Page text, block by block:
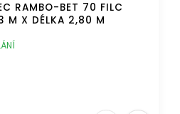
RAMBO-BET 70 FILC
M X DÉLKA 2,80 M